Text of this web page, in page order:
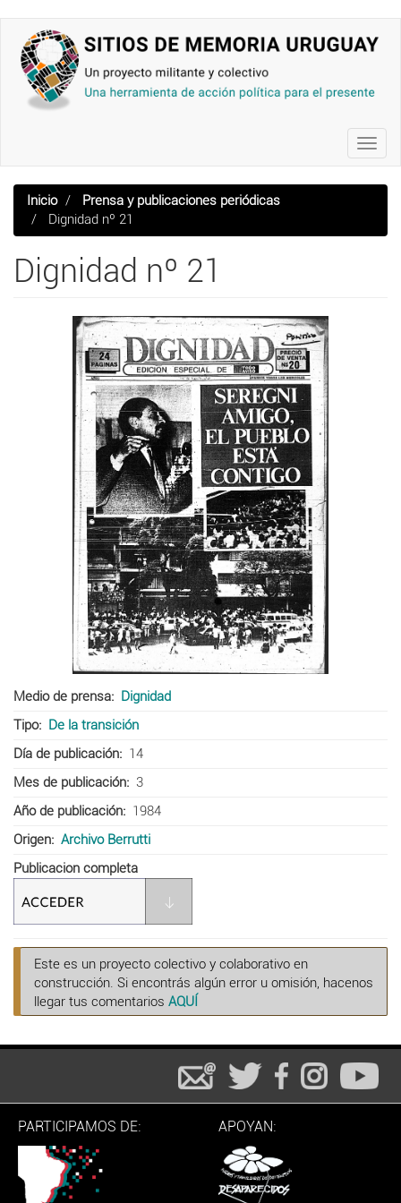
contenido
principal
Inicio
Prensa y publicaciones periódicas
Dignidad nº 21
Dignidad nº 21
Medio de prensa
Dignidad
Tipo
De la transición
Día de publicación
14
Mes de publicación
3
Año de publicación
1984
Origen
Archivo Berrutti
Publicacion completa
Este es un proyecto colectivo y colaborativo en
construcción. Si encontrás algún error u omisión, hacenos
llegar tus comentarios AQUÍ
PARTICIPAMOS DE: APOYAN: